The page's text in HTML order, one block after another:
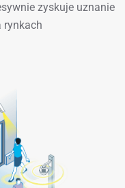
zyskuje uznanie
rynkach